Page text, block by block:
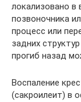
локализовано в
позвоночника
процесс или
задних
прогиб назад
Воспаление
(сакроилеит) в